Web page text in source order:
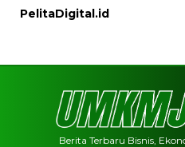
PelitaDigital.id
Berita Terbaru Bisnis,